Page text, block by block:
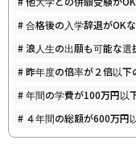
#合格後の入学辞退がOK
#浪人生の出願も可能な選
#昨年度の倍率が２倍以下
#年間の学費が100万円以
# ４年間の総額が600万円